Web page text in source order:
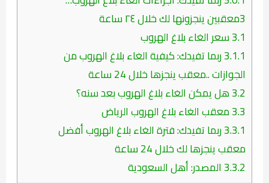
3معقبين ينجزونها لك خلال ٢٤ ساعة
3.1سعر الغاء بلاغ الهروب
3.1.1ربما تفيدك: كيفية الغاء بلاغ الهروب من
الجوازات ..معقب ينجزها خلال 24 ساعة
3.2هل يمكن الغاء بلاغ الهروب بعد سنه؟
3.3معقب الغاء بلاغ الهروب الرياض
3.3.1ربما تفيدك: فترة الغاء بلاغ الهروب أفضل
معقب ينجزها لك خلال 24 ساعة
3.3.2 المصدر: أهل السعودية